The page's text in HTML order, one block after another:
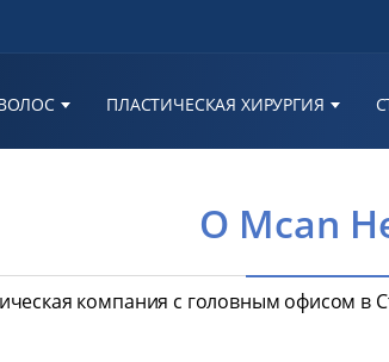
ПЛАСТИЧЕСКАЯ ХИРУРГИЯ
O Mcan
компания с головным офисом